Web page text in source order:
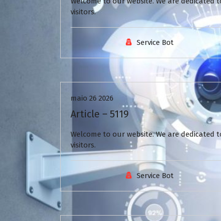
visitors.
Service Bot
Uncategorized
maio 26 2026
Article – 5119
Welcome to our website. We are
visitors.
Service Bot
Uncategorized